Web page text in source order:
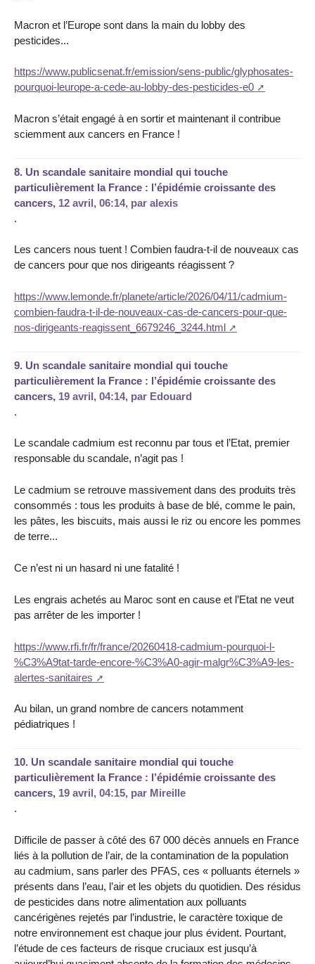
Macron et l’Europe sont dans la main du lobby des
pesticides...
https://www.publicsenat.fr/emission/sens-public/glyphosates-
pourquoi-leurope-a-cede-au-lobby-des-pesticides-e0
Macron s’était engagé à en sortir et maintenant il contribue
sciemment aux cancers en France !
8. Un scandale sanitaire mondial qui touche
particulièrement la France : l’épidémie croissante des
cancers, 12 avril, 06:14, par alexis
.
Les cancers nous tuent ! Combien faudra-t-il de nouveaux cas
de cancers pour que nos dirigeants réagissent ?
https://www.lemonde.fr/planete/article/2026/04/11/cadmium-
combien-faudra-t-il-de-nouveaux-cas-de-cancers-pour-que-
nos-dirigeants-reagissent_6679246_3244.html
9. Un scandale sanitaire mondial qui touche
particulièrement la France : l’épidémie croissante des
cancers, 19 avril, 04:14, par Edouard
.
Le scandale cadmium est reconnu par tous et l’Etat, premier
responsable du scandale, n’agit pas !
Le cadmium se retrouve massivement dans des produits très
consommés : tous les produits à base de blé, comme le pain,
les pâtes, les biscuits, mais aussi le riz ou encore les pommes
de terre...
Ce n’est ni un hasard ni une fatalité !
Les engrais achetés au Maroc sont en cause et l’Etat ne veut
pas arrêter de les importer !
https://www.rfi.fr/fr/france/20260418-cadmium-pourquoi-l-
%C3%A9tat-tarde-encore-%C3%A0-agir-malgr%C3%A9-les-
alertes-sanitaires
Au bilan, un grand nombre de cancers notamment
pédiatriques !
10. Un scandale sanitaire mondial qui touche
particulièrement la France : l’épidémie croissante des
cancers, 19 avril, 04:15, par Mireille
.
Difficile de passer à côté des 67 000 décès annuels en France
liés à la pollution de l’air, de la contamination de la population
au cadmium, sans parler des PFAS, ces « polluants éternels »
présents dans l’eau, l’air et les objets du quotidien. Des résidus
de pesticides dans notre alimentation aux polluants
cancérigènes rejetés par l’industrie, le caractère toxique de
notre environnement est chaque jour plus évident. Pourtant,
l’étude de ces facteurs de risque cruciaux est jusqu’à